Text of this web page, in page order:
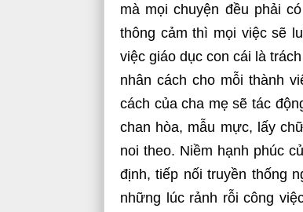
mà mọi chuyện đều phải
thông cảm thì mọi việc sẽ
việc giáo dục con cái là
nhân cách cho mỗi thành
cách của cha mẹ sẽ tác
chan hòa, mẫu mực, lấy
noi theo. Niềm hạnh phúc
định, tiếp nối truyền thống
những lúc rảnh rỗi công